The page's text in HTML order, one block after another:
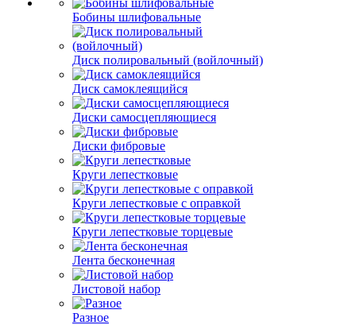
Бобины шлифовальные
Диск полировальный (войлочный)
Диск самоклеящийся
Диски самосцепляющиеся
Диски фибровые
Круги лепестковые
Круги лепестковые с оправкой
Круги лепестковые торцевые
Лента бесконечная
Листовой набор
Разное